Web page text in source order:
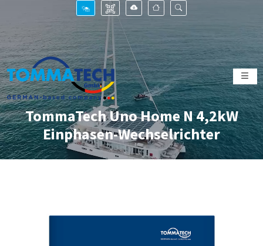
TommaTech Uno Home N 4,2kW
Einphasen-Wechselrichter